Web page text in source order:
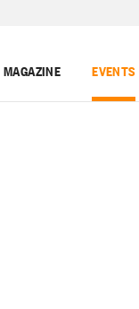
MAGAZINE EVENTS